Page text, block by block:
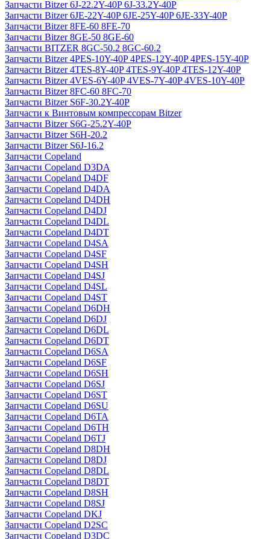
Запчасти Bitzer 6J-22.2Y-40P 6J-33.2Y-40P
Запчасти Bitzer 6JE-22Y-40P 6JE-25Y-40P 6JE-33Y-40P
Запчасти Bitzer 8FE-60 8FE-70
Запчасти Bitzer 8GE-50 8GE-60
Запчасти BITZER 8GC-50.2 8GC-60.2
Запчасти Bitzer 4PES-10Y-40P 4PES-12Y-40P 4PES-15Y-40P
Запчасти Bitzer 4TES-8Y-40P 4TES-9Y-40P 4TES-12Y-40P
Запчасти Bitzer 4VES-6Y-40P 4VES-7Y-40P 4VES-10Y-40P
Запчасти Bitzer 8FC-60 8FC-70
Запчасти Bitzer S6F-30.2Y-40P
Запчасти к Винтовым компрессорам Bitzer
Запчасти Bitzer S6G-25.2Y-40P
Запчасти Bitzer S6H-20.2
Запчасти Bitzer S6J-16.2
Запчасти Copeland
Запчасти Copeland D3DA
Запчасти Copeland D4DF
Запчасти Copeland D4DA
Запчасти Copeland D4DH
Запчасти Copeland D4DJ
Запчасти Copeland D4DL
Запчасти Copeland D4DT
Запчасти Copeland D4SA
Запчасти Copeland D4SF
Запчасти Copeland D4SH
Запчасти Copeland D4SJ
Запчасти Copeland D4SL
Запчасти Copeland D4ST
Запчасти Copeland D6DH
Запчасти Copeland D6DJ
Запчасти Copeland D6DL
Запчасти Copeland D6DT
Запчасти Copeland D6SA
Запчасти Copeland D6SF
Запчасти Copeland D6SH
Запчасти Copeland D6SJ
Запчасти Copeland D6ST
Запчасти Copeland D6SU
Запчасти Copeland D6TA
Запчасти Copeland D6TH
Запчасти Copeland D6TJ
Запчасти Copeland D8DH
Запчасти Copeland D8DJ
Запчасти Copeland D8DL
Запчасти Copeland D8DT
Запчасти Copeland D8SH
Запчасти Copeland D8SJ
Запчасти Copeland DKJ
Запчасти Copeland D2SC
Запчасти Copeland D3DC